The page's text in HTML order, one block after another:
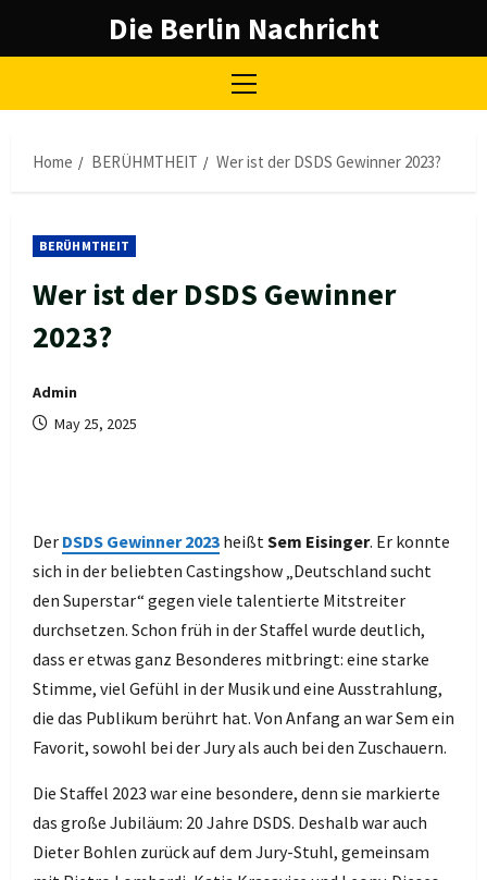
Die Berlin Nachricht
Primary
Home
BERÜHMTHEIT Wer ist der DSDS Gewinner 2023?
BERÜHMTHEIT
Wer ist der DSDS Gewinner
2023?
Admin
May 25, 2025
Der DSDS Gewinner 2023 heißtSem Eisinger. Er konnte
sich in der beliebten Castingshow „Deutschland sucht
den Superstar“ gegen viele talentierte Mitstreiter
durchsetzen. Schon früh in der Staffel wurde deutlich,
dass er etwas ganz Besonderes mitbringt: eine starke
Stimme, viel Gefühl in der Musik und eine Ausstrahlung,
die das Publikum berührt hat. Von Anfang an war Sem ein
Favorit, sowohl bei der Jury als auch bei den Zuschauern.
Die Staffel 2023 war eine besondere, denn sie markierte
das große Jubiläum: 20 Jahre DSDS. Deshalb war auch
Dieter Bohlen zurück auf dem Jury-Stuhl, gemeinsam